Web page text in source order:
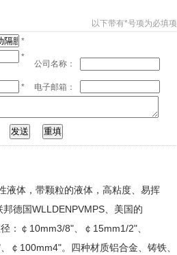
以下带有*号项为必填项
*
*
公司名称：
*
电子邮箱：
体，带颗粒的液体，高粘度、易挥
德国WLLDENPVMPS、美国的
：￠10mm3/8"、￠15mm1/2"、
￠100mm4"。四种材质铝合金、铸铁、